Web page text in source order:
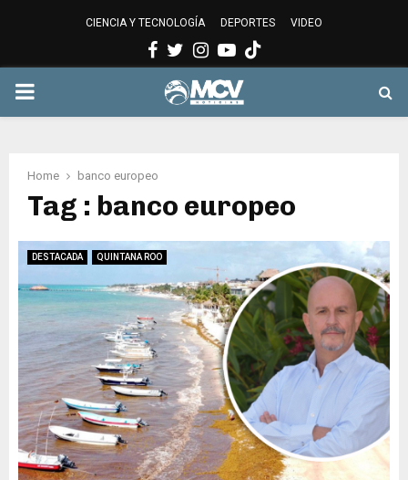
CIENCIA Y TECNOLOGÍA DEPORTES VIDEO
Facebook
Twitter
Instagram
Youtube
PRIMARY
Home banco europeo
Tag : banco europeo
DESTACADA QUINTANA ROO